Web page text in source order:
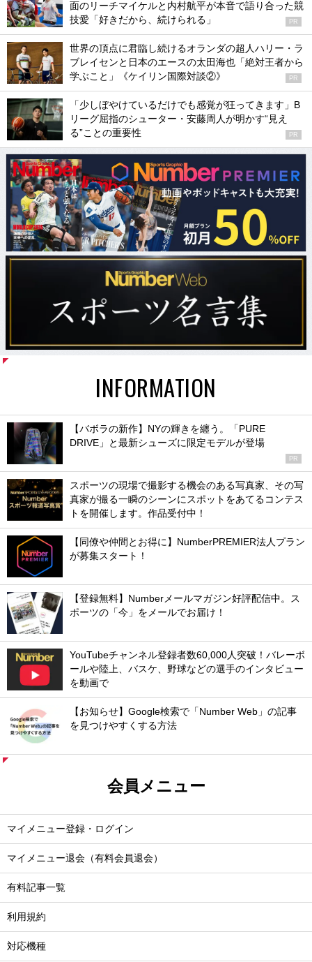
面のリーチマイケルと内村航平が本音で語り合った競
技愛「好きだから、続けられる」
PR
世界の頂点に君臨し続けるオランダの超人ハリー・ラ
ブレイセンと日本のエースの太田海也「絶対王者から
学ぶこと」《ケイリン国際対談②》
PR
「少しぼやけているだけでも感覚が狂ってきます」B
リーグ屈指のシューター・安藤周人が明かす“見え
る”ことの重要性
PR
INFORMATION
【バボラの新作】NYの輝きを纏う。「PURE
DRIVE」と最新シューズに限定モデルが登場
PR
スポーツの現場で撮影する機会のある写真家、その写
真家が撮る一瞬のシーンにスポットをあてるコンテス
トを開催します。作品受付中！
【同僚や仲間とお得に】NumberPREMIER法人プラン
が募集スタート！
【登録無料】Numberメールマガジン好評配信中。ス
ポーツの「今」をメールでお届け！
YouTubeチャンネル登録者数60,000人突破！バレーボ
ールや陸上、バスケ、野球などの選手のインタビュー
を動画で
【お知らせ】Google検索で「Number Web」の記事
を見つけやすくする方法
会員メニュー
マイメニュー登録・ログイン
マイメニュー退会（有料会員退会）
有料記事一覧
利用規約
対応機種